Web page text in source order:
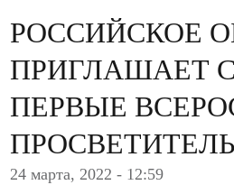
РОССИЙСКОЕ
ПРИГЛАШАЕТ
ПЕРВЫЕ
24 марта, 2022 - 12:59